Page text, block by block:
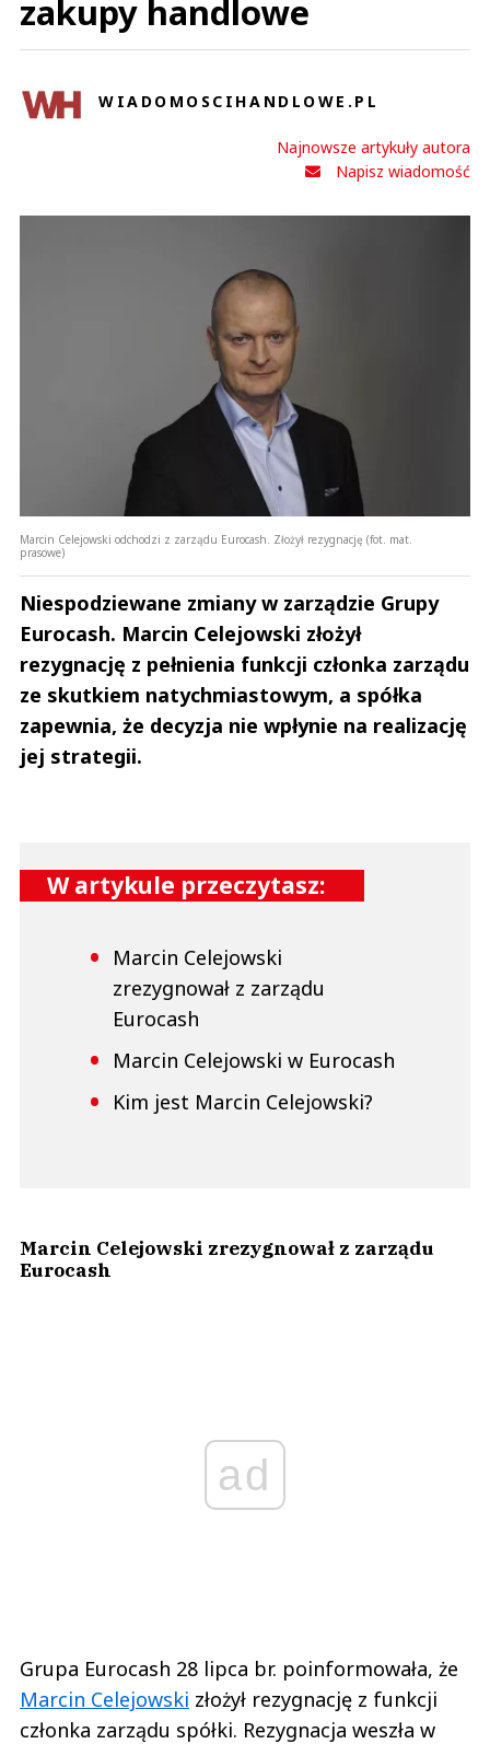
zakupy handlowe
WIADOMOSCIHANDLOWE.PL
Najnowsze artykuły autora
Napisz wiadomość
Marcin Celejowski odchodzi z zarządu Eurocash. Złożył rezygnację (fot. mat.
prasowe)
Niespodziewane zmiany w zarządzie Grupy
Eurocash. Marcin Celejowski złożył
rezygnację z pełnienia funkcji członka zarządu
ze skutkiem natychmiastowym, a spółka
zapewnia, że decyzja nie wpłynie na realizację
jej strategii.
W artykule przeczytasz:
Marcin Celejowski
zrezygnował z zarządu
Eurocash
Marcin Celejowski w Eurocash
Kim jest Marcin Celejowski?
Marcin Celejowski zrezygnował z zarządu
Eurocash
ad
Grupa Eurocash 28 lipca br. poinformowała, że
Marcin Celejowski złożył rezygnację z funkcji
członka zarządu spółki. Rezygnacja weszła w